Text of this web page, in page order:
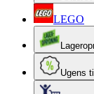
LEGO
Ugens